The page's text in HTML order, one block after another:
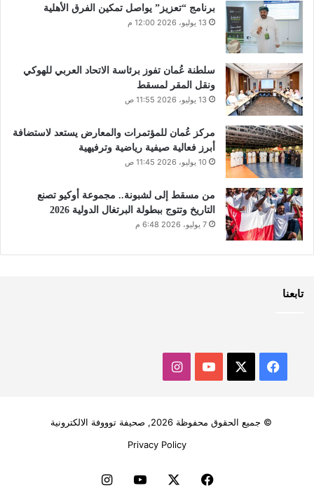
برنامج “تعزيز” يواصل تمكين الفرق الأهلية
13 يوليو، 2026 12:00 م
سلطنة عُمان تفوز برئاسة الاتحاد العربي للهوكي
ونقل المقر لمسقط
13 يوليو، 2026 11:55 ص
مركز عُمان للمؤتمرات والمعارض يستعد لاستضافة
أبرز فعالية صيفية رياضية وترفيهية
10 يوليو، 2026 11:45 ص
من مسقط إلى لشبونة.. مجموعة أوكيو تصنع
التاريخ وتتوج ببطولة البرتغال الدولية 2026
7 يوليو، 2026 6:48 م
تابعنا
فيسبوك ‫YouTubeانستقرام
© جميع الحقوق محفوظة 2026, صحيفة توووفة الالكترونية
Privacy Policy
فيسبوك ‫YouTubeانستقرام